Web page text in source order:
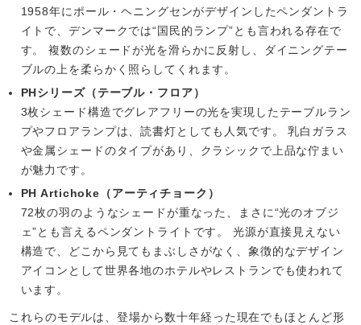
1958年にポール・ヘニングセンがデザインしたペンダントラ
イトで、デンマークでは“国民的ランプ”とも言われる存在で
す。 複数のシェードが光を滑らかに反射し、ダイニングテー
ブルの上を柔らかく照らしてくれます。
PHシリーズ（テーブル・フロア）
3枚シェード構造でグレアフリーの光を実現したテーブルラン
プやフロアランプは、読書灯としても人気です。 乳白ガラス
や金属シェードのタイプがあり、クラシックで上品な佇まい
が魅力です。
PH Artichoke（アーティチョーク）
72枚の羽のようなシェードが重なった、まさに“光のオブジ
ェ”とも言えるペンダントライトです。 光源が直接見えない
構造で、どこから見てもまぶしさがなく、象徴的なデザイン
アイコンとして世界各地のホテルやレストランでも使われて
います。
これらのモデルは、登場から数十年経った現在でもほとんど形